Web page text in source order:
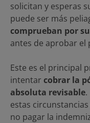
solicitan y esperas
puede ser más
comprueban por
antes de aprobar el
Este es el principal
intentar cobrar la
absoluta revisable
estas
no pagar la